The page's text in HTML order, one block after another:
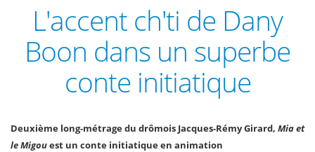
L'accent ch'ti de Dany
Boon dans un superbe
conte initiatique
Deuxième long-métrage du drômois Jacques-Rémy Girard, Mia et
le Migouest un conte initiatique en animation